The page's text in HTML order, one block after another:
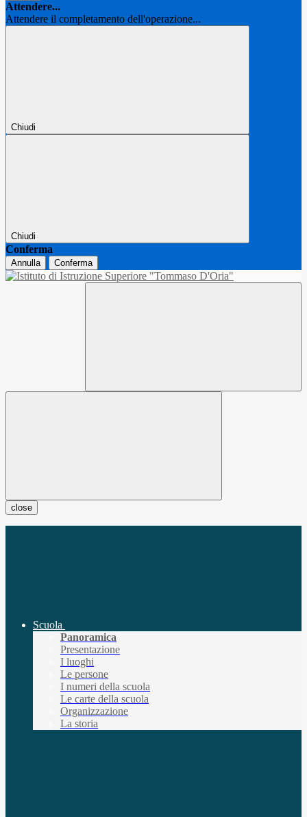
Attendere...
Attendere il completamento dell'operazione...
Chiudi
Chiudi
Conferma
Annulla Conferma
close
Scuola
Panoramica
Presentazione
I luoghi
Le persone
I numeri della scuola
Le carte della scuola
Organizzazione
La storia